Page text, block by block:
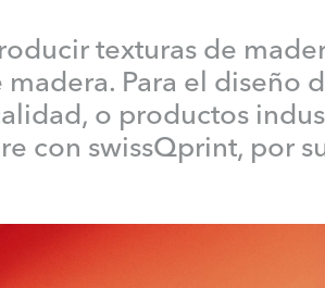
texturas de
Para el diseño
o productos
con swissQprint, por